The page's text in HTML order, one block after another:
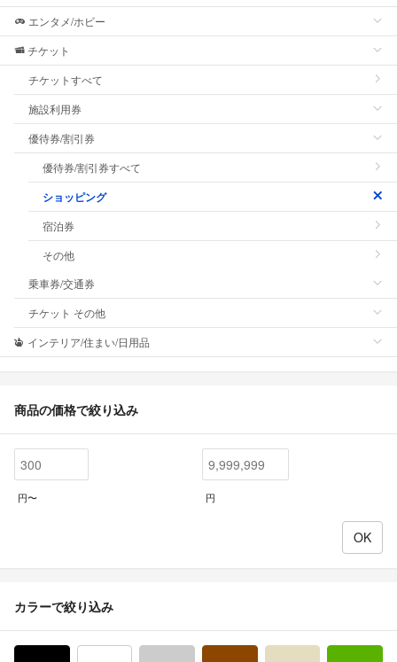
エンタメ/ホビー
チケット
チケットすべて
施設利用券
優待券/割引券
優待券/割引券すべて
ショッピング
宿泊券
その他
乗車券/交通券
チケット その他
インテリア/住まい/日用品
商品の価格で絞り込み
円〜 円
カラーで絞り込み